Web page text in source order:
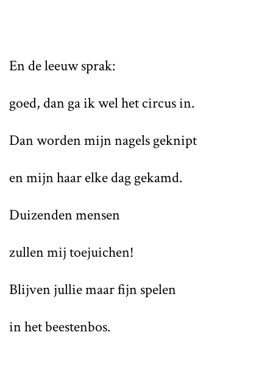
En de leeuw sprak:
goed, dan ga ik wel het circus in.
Dan worden mijn nagels geknipt
en mijn haar elke dag gekamd.
Duizenden mensen
zullen mij toejuichen!
Blijven jullie maar fijn spelen
in het beestenbos.